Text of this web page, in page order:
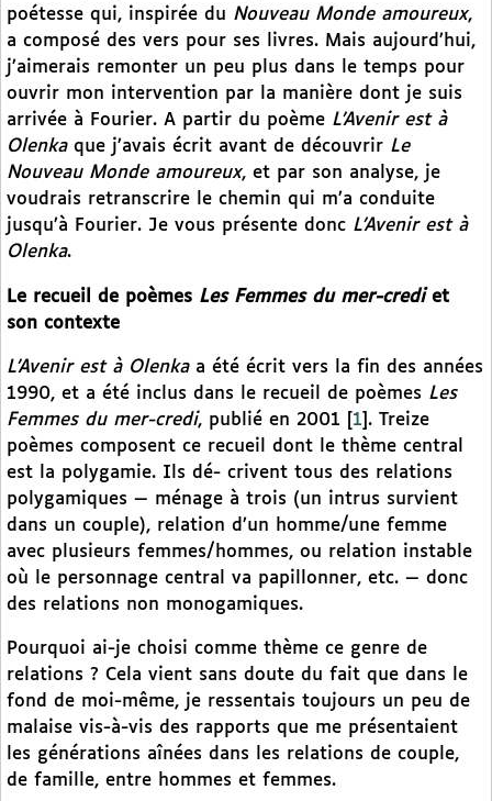
poétesse qui, inspirée du Nouveau Monde amoureux,
a composé des vers pour ses livres. Mais aujourd’hui,
j’aimerais remonter un peu plus dans le temps pour
ouvrir mon intervention par la manière dont je suis
arrivée à Fourier. A partir du poème L’Avenir est à
Olenka que j’avais écrit avant de découvrir Le
Nouveau Monde amoureux, et par son analyse, je
voudrais retranscrire le chemin qui m’a conduite
jusqu’à Fourier. Je vous présente donc L’Avenir est à
Olenka.
Le recueil de poèmes Les Femmes du mer-credi et
son contexte
L’Avenir est à Olenka a été écrit vers la fin des années
1990, et a été inclus dans le recueil de poèmes Les
Femmes du mer-credi, publié en 2001 1 . Treize
poèmes composent ce recueil dont le thème central
est la polygamie. Ils dé- crivent tous des relations
polygamiques — ménage à trois (un intrus survient
dans un couple), relation d’un homme/une femme
avec plusieurs femmes/hommes, ou relation instable
où le personnage central va papillonner, etc. — donc
des relations non monogamiques.
Pourquoi ai-je choisi comme thème ce genre de
relations ? Cela vient sans doute du fait que dans le
fond de moi-même, je ressentais toujours un peu de
malaise vis-à-vis des rapports que me présentaient
les générations aînées dans les relations de couple,
de famille, entre hommes et femmes.